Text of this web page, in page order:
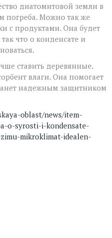
диатомитовой земли в
погреба. Можно так же
с продуктами. Она будет
что о конденсате и
ставить деревянные.
влаги. Она помогает
надежным защитником
oblast/news/item-
o-syrosti-i-kondensate-
mikroklimat-idealen-